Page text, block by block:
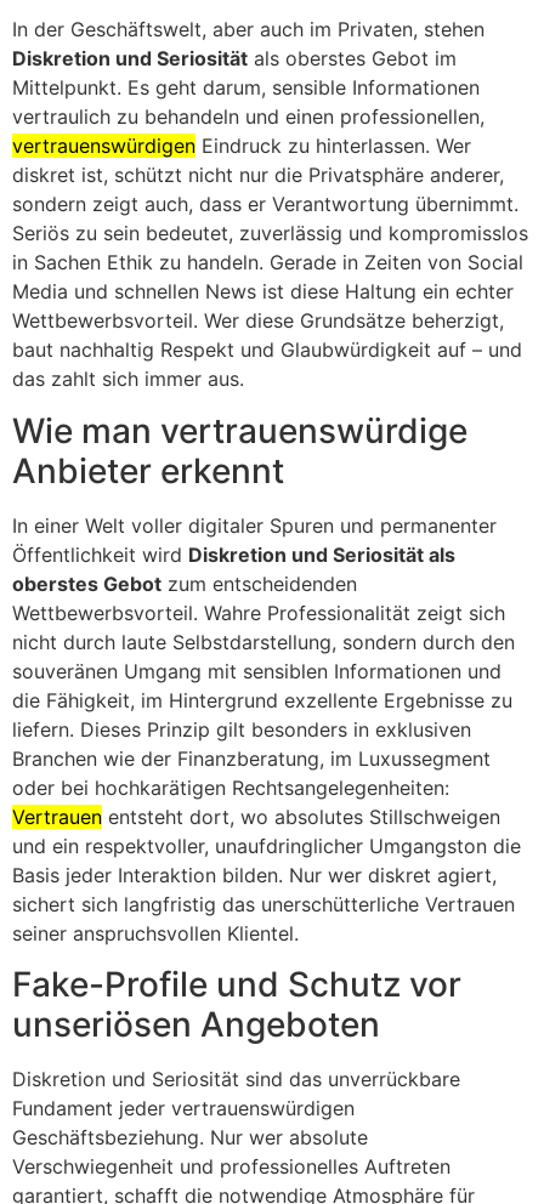
In der Geschäftswelt, aber auch im Privaten, stehen
Diskretion und Seriosität als oberstes Gebot im
Mittelpunkt. Es geht darum, sensible Informationen
vertraulich zu behandeln und einen professionellen,
vertrauenswürdigen Eindruck zu hinterlassen. Wer
diskret ist, schützt nicht nur die Privatsphäre anderer,
sondern zeigt auch, dass er Verantwortung übernimmt.
Seriös zu sein bedeutet, zuverlässig und kompromisslos
in Sachen Ethik zu handeln. Gerade in Zeiten von Social
Media und schnellen News ist diese Haltung ein echter
Wettbewerbsvorteil. Wer diese Grundsätze beherzigt,
baut nachhaltig Respekt und Glaubwürdigkeit auf – und
das zahlt sich immer aus.
Wie man vertrauenswürdige
Anbieter erkennt
In einer Welt voller digitaler Spuren und permanenter
Öffentlichkeit wird Diskretion und Seriosität als
oberstes Gebot zum entscheidenden
Wettbewerbsvorteil. Wahre Professionalität zeigt sich
nicht durch laute Selbstdarstellung, sondern durch den
souveränen Umgang mit sensiblen Informationen und
die Fähigkeit, im Hintergrund exzellente Ergebnisse zu
liefern. Dieses Prinzip gilt besonders in exklusiven
Branchen wie der Finanzberatung, im Luxussegment
oder bei hochkarätigen Rechtsangelegenheiten:
Vertrauen entsteht dort, wo absolutes Stillschweigen
und ein respektvoller, unaufdringlicher Umgangston die
Basis jeder Interaktion bilden. Nur wer diskret agiert,
sichert sich langfristig das unerschütterliche Vertrauen
seiner anspruchsvollen Klientel.
Fake-Profile und Schutz vor
unseriösen Angeboten
Diskretion und Seriosität sind das unverrückbare
Fundament jeder vertrauenswürdigen
Geschäftsbeziehung. Nur wer absolute
Verschwiegenheit und professionelles Auftreten
garantiert, schafft die notwendige Atmosphäre für